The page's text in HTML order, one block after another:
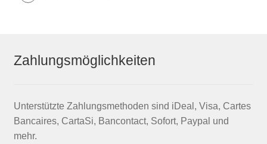
Zahlungsmöglichkeiten
Unterstützte Zahlungsmethoden sind iDeal, Visa, Cartes
Bancaires, CartaSi, Bancontact, Sofort, Paypal und
mehr.